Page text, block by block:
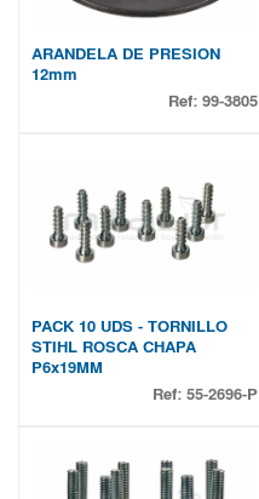
ARANDELA DE PRESION
12mm
Ref: 99-3805
PACK 10 UDS - TORNILLO
STIHL ROSCA CHAPA
P6x19MM
Ref: 55-2696-P